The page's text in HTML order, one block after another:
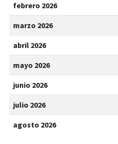
febrero 2026
marzo 2026
abril 2026
mayo 2026
junio 2026
julio 2026
agosto 2026